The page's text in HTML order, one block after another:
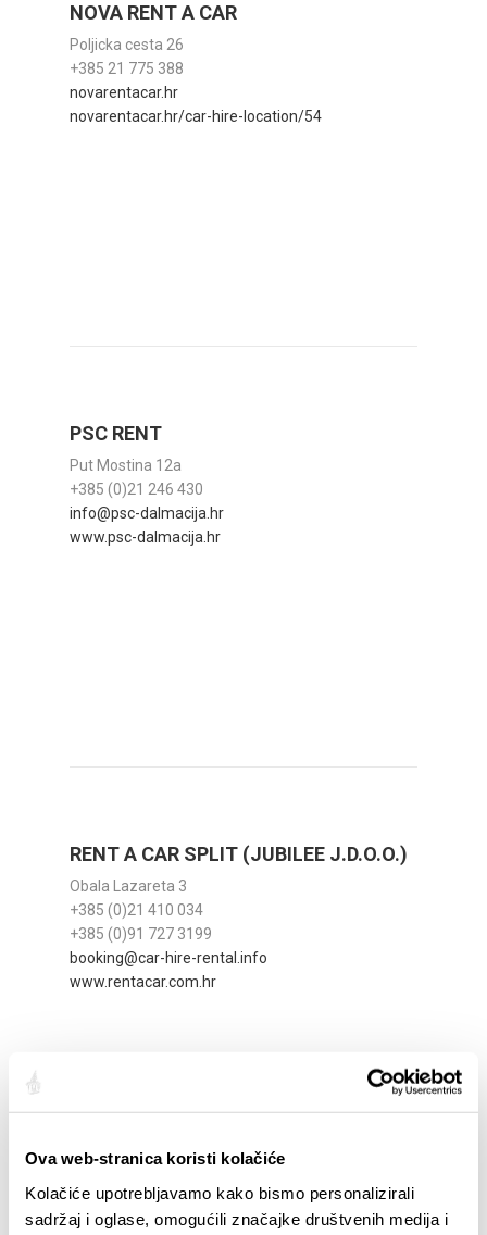
Ova web-stranica koristi kolačiće
Kolačiće upotrebljavamo kako bismo personalizirali
sadržaj i oglase, omogućili značajke društvenih medija i
NOVA RENT A CAR
Poljicka cesta 26
+385 21 775 388
novarentacar.hr
novarentacar.hr/car-hire-location/54
PSC RENT
Put Mostina 12a
+385 (0)21 246 430
info@psc-dalmacija.hr
www.psc-dalmacija.hr
RENT A CAR SPLIT (JUBILEE J.D.O.O.)
Obala Lazareta 3
+385 (0)21 410 034
+385 (0)91 727 3199
booking@car-hire-rental.info
www.rentacar.com.hr